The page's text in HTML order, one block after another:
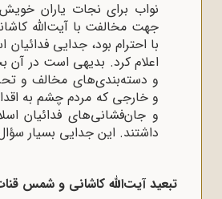
نواب برای نجات یاران خویش
جهت مخالفت با آیت‌الله
با احترام بود، جدایی فدائیان
اعلام کرد. بدیهی است در
و دسته‌بندی‌های مخالف و
و خارجی که مردم چشم به
و جان‌فشانی‌های فدائیان
داشتند. این جدایی بسیار سؤال
تبعید آیت‌الله کاشانی و شمس